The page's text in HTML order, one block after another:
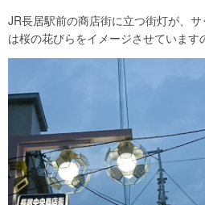
JR長居駅前の商店街に立つ街灯が、
は桜の花びらをイメージさせていま